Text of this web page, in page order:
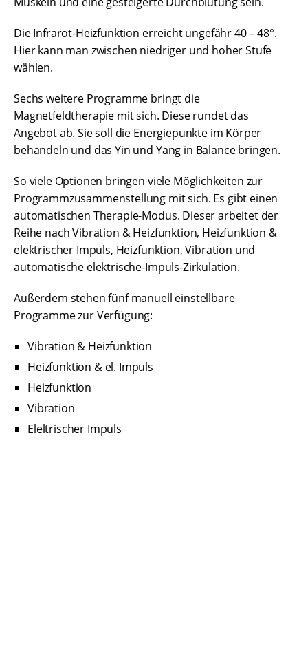
Die Infrarot-Heizfunktion erreicht ungefähr 40 – 48°.
Hier kann man zwischen niedriger und hoher Stufe
wählen.
Sechs weitere Programme bringt die
Magnetfeldtherapie mit sich. Diese rundet das
Angebot ab. Sie soll die Energiepunkte im Körper
behandeln und das Yin und Yang in Balance bringen.
So viele Optionen bringen viele Möglichkeiten zur
Programmzusammenstellung mit sich. Es gibt einen
automatischen Therapie-Modus. Dieser arbeitet der
Reihe nach Vibration & Heizfunktion, Heizfunktion &
elektrischer Impuls, Heizfunktion, Vibration und
automatische elektrische-Impuls-Zirkulation.
Außerdem stehen fünf manuell einstellbare
Programme zur Verfügung:
Vibration & Heizfunktion
Heizfunktion & el. Impuls
Heizfunktion
Vibration
Eleltrischer Impuls